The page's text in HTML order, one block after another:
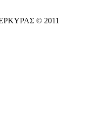
© 2011